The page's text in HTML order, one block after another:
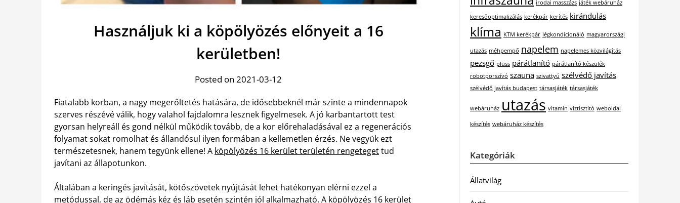
Használjuk ki a köpölyözés előnyeit a 16
kerületben!
Posted on 2021-03-12
Fiatalabb korban, a nagy megerőltetés hatására, de idősebbeknél már szinte a mindennapok
szerves részévé válik, hogy valahol fajdalomra lesznek figyelmesek. A jó karbantartott test
gyorsan helyreáll és gond nélkül működik tovább, de a kor előrehaladásával ez a regenerációs
folyamat sokat romolhat és állandósul ilyen formában a kellemetlen érzés. Ne vegyük ezt
természetesnek, hanem tegyünk ellene! A köpölyözés 16 kerület területén rengetegettud
javítani az állapotunkon.
Általában a keringés javítását, kötőszövetek nyújtását lehet hatékonyan elérni ezzel a
metódussal, de az ödémás kéz és láb esetén szintén jól alkalmazható. A köpölyözés 16 kerület
irodai masszázs játék webáruház
keresőoptimalizálás kerékpár kerítés kirándulás
klíma KTM kerékpár légkondicionáló magyarországi
utazás méhpempő napelem napelemes közvilágítás
pezsgő plüss párátlanító párátlanító készülék
robotporszívó szauna szivattyú szélvédő javítás
szélvédő javítás budapest társasjáték társasjáték
webáruház utazás vitamin víztisztító weboldal
készítés webáruház készítés
Kategóriák
Állatvilág